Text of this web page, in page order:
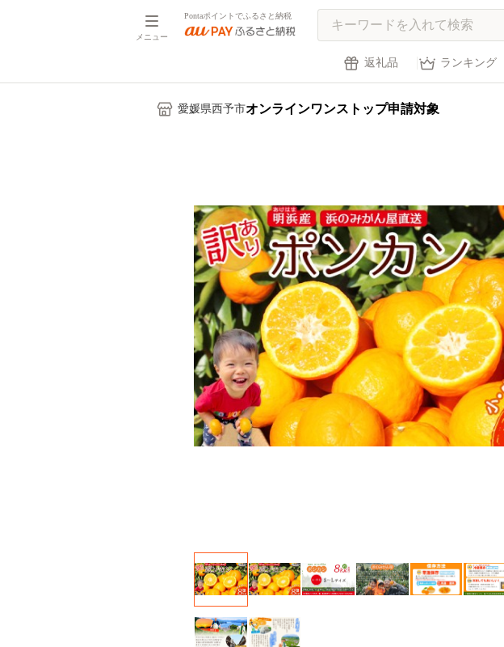
メニュー
Pontaポイントでふるさと納税
返礼品 ランキング
愛媛県西予市オンラインワンストップ申請対象